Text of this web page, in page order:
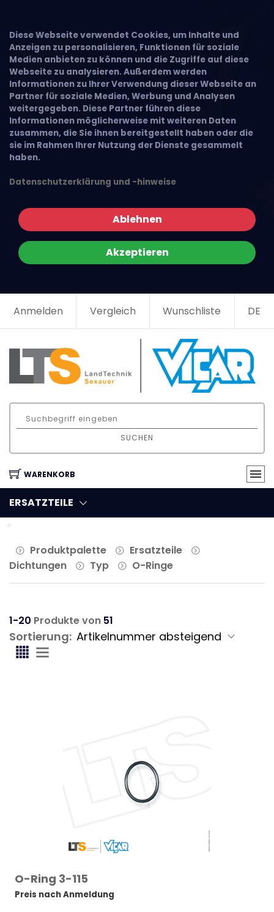
Diese Webseite verwendet Cookies, um Inhalte und
Anzeigen zu personalisieren, Funktionen für soziale
Medien anbieten zu können und die Zugriffe auf diese
Webseite zu analysieren. Außerdem werden
Informationen zu Ihrer Verwendung dieser Webseite an
Partner für soziale Medien, Werbung und Analysen
weitergegeben. Diese Partner führen diese
Informationen möglicherweise mit weiteren Daten
zusammen, die Sie ihnen bereitgestellt haben oder die
sie im Rahmen Ihrer Nutzung der Dienste gesammelt
haben.
Datenschutzerklärung und -hinweise
Ablehnen
Akzeptieren
Anmelden Vergleich Wunschliste DE
SUCHEN
WARENKORB
ERSATZTEILE
Produktpalette
Ersatzteile
Dichtungen
Typ O-Ringe
1-20 Produkte von 51
Sortierung:
O-Ring 3-115
Preis nach Anmeldung